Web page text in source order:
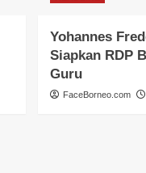
Yohannes
Siapkan RDP
Guru
FaceBorneo.com